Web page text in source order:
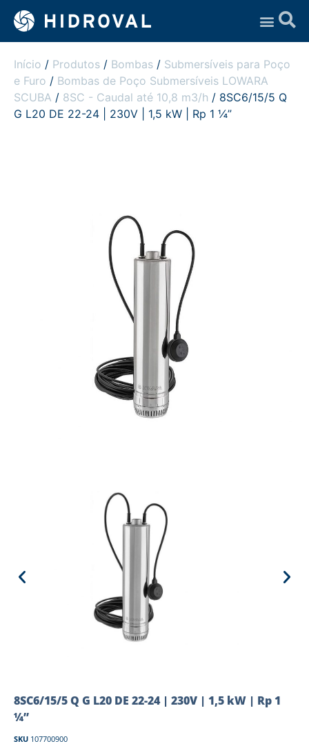
Início / Produtos / Bombas / Submersíveis para Poço
e Furo / Bombas de Poço Submersíveis LOWARA
SCUBA / 8SC - Caudal até 10,8 m3/h / 8SC6/15/5 Q
G L20 DE 22-24 | 230V | 1,5 kW | Rp 1 ¼”
8SC6/15/5 Q G L20 DE 22-24 | 230V | 1,5 kW | Rp 1
¼”
SKU 107700900